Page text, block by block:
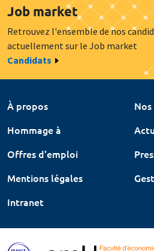
Job market
Retrouvez l'ensemble de nos
actuellement sur le Job market
Candidats
À propos
Hommage à
Offres d'emploi
Mentions légales
Intranet